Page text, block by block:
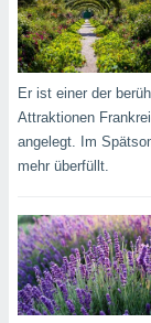
auf
zur
zur
Er ist einer der
Attraktionen
angelegt. Im
mehr überfüllt.